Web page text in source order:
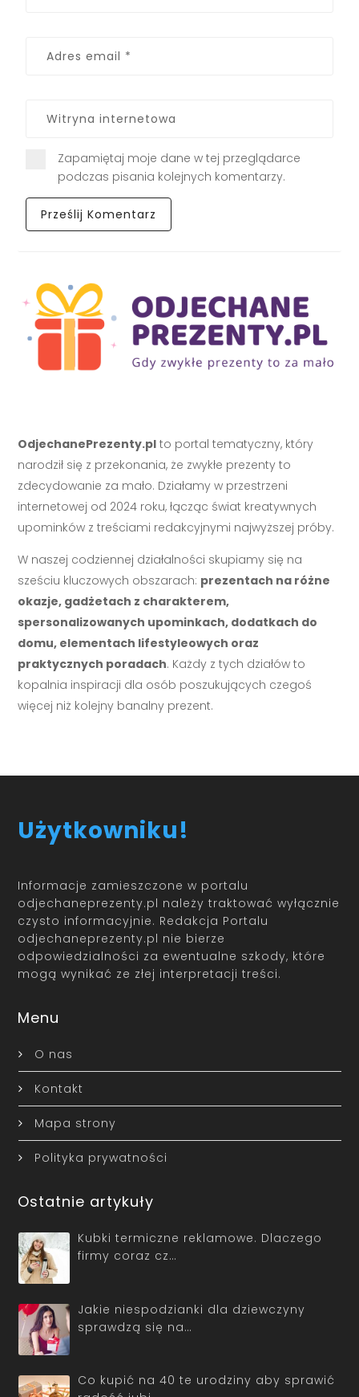
Zapamiętaj moje dane w tej przeglądarce
podczas pisania kolejnych komentarzy.
OdjechanePrezenty.pl to portal tematyczny, który
narodził się z przekonania, że zwykłe prezenty to
zdecydowanie za mało. Działamy w przestrzeni
internetowej od 2024 roku, łącząc świat kreatywnych
upominków z treściami redakcyjnymi najwyższej próby.
W naszej codziennej działalności skupiamy się na
sześciu kluczowych obszarach: prezentach na różne
okazje, gadżetach z charakterem,
spersonalizowanych upominkach, dodatkach do
domu, elementach lifestyleowych oraz
praktycznych poradach. Każdy z tych działów to
kopalnia inspiracji dla osób poszukujących czegoś
więcej niż kolejny banalny prezent.
Użytkowniku!
Informacje zamieszczone w portalu
odjechaneprezenty.pl należy traktować wyłącznie
czysto informacyjnie. Redakcja Portalu
odjechaneprezenty.pl nie bierze
odpowiedzialności za ewentualne szkody, które
mogą wynikać ze złej interpretacji treści.
Menu
O nas
Kontakt
Mapa strony
Polityka prywatności
Ostatnie artykuły
Kubki termiczne reklamowe. Dlaczego
firmy coraz cz…
Jakie niespodzianki dla dziewczyny
sprawdzą się na…
Co kupić na 40 te urodziny aby sprawić